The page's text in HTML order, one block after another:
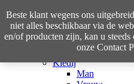
Home
Kledij
Man
Beste klant wegens ons
niet alles beschikbaar via de
en/of producten zijn, kan u
onze Contact